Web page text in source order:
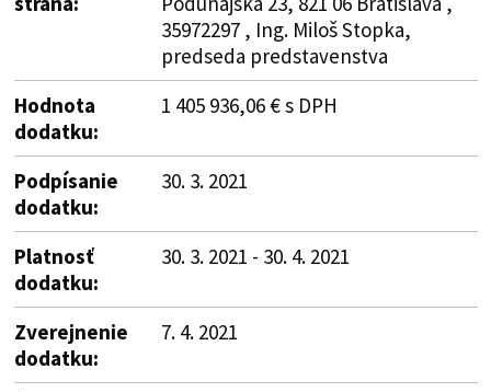
35972297 , Ing. Miloš Stopka,
predseda predstavenstva
Hodnota
dodatku:
1 405 936,06 € s DPH
Podpísanie
dodatku:
30. 3. 2021
Platnosť
dodatku:
30. 3. 2021 - 30. 4. 2021
Zverejnenie
dodatku:
7. 4. 2021